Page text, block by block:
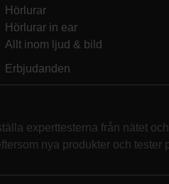
Hörlurar
Hörlurar in ear
Allt inom ljud & bild
Erbjudanden
experttesterna från nätet
nya produkter och tester